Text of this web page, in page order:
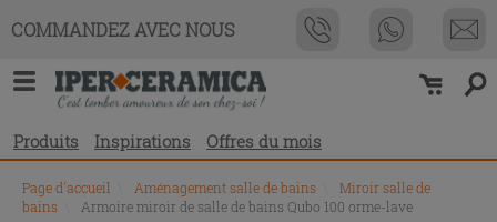
COMMANDEZ AVEC NOUS
Produits Inspirations Offres du mois
Page d'accueil Aménagement salle de bains
Miroir salle de
bains
Armoire miroir de salle de bains Qubo 100 orme-lave